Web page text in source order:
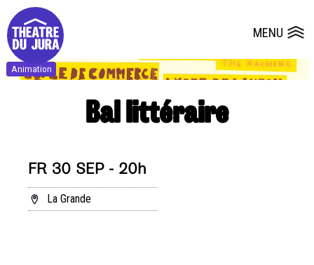
MENU
Presse Dépôts de dossiers
Animation
Bal littéraire
FR 30 SEP - 20h
La Grande